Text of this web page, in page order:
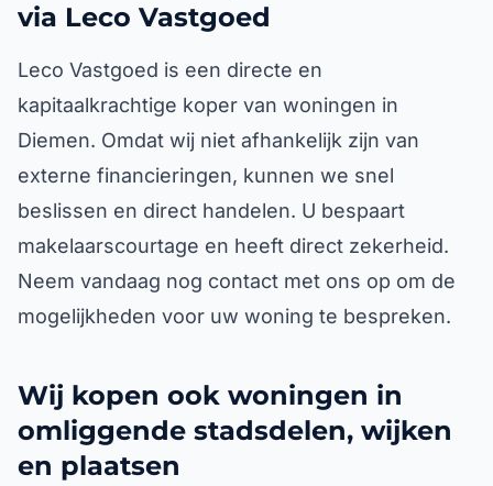
via Leco Vastgoed
Leco Vastgoed is een directe en
kapitaalkrachtige koper van woningen in
Diemen. Omdat wij niet afhankelijk zijn van
externe financieringen, kunnen we snel
beslissen en direct handelen. U bespaart
makelaarscourtage en heeft direct zekerheid.
Neem vandaag nog contact met ons op om de
mogelijkheden voor uw woning te bespreken.
Wij kopen ook woningen in
omliggende stadsdelen, wijken
en plaatsen